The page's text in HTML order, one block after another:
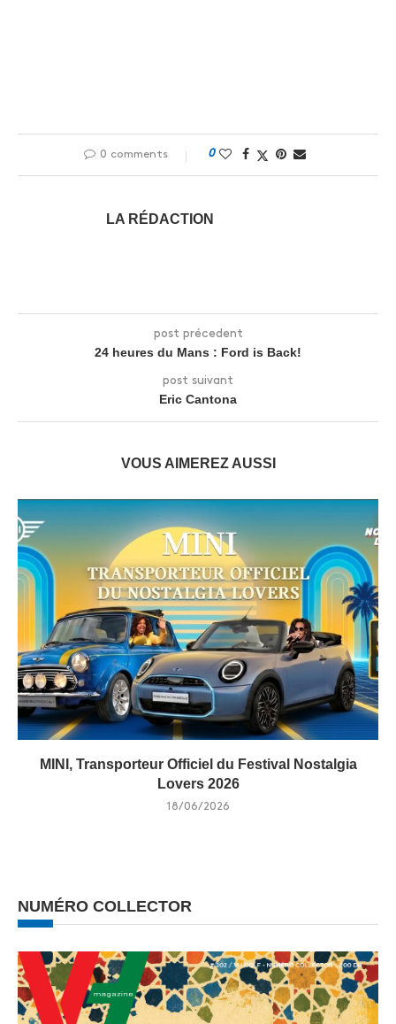
0 comments 0
LA RÉDACTION
post précedent
24 heures du Mans : Ford is Back!
post suivant
Eric Cantona
VOUS AIMEREZ AUSSI
MINI, Transporteur Officiel du Festival Nostalgia
Lovers 2026
18/06/2026
NUMÉRO COLLECTOR